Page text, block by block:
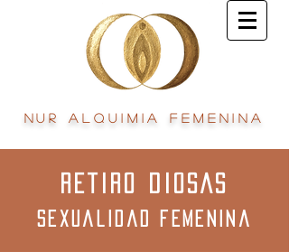
Nur Alquimia Femenina
RETIRO DIOSAS
Sexualidad Femenina